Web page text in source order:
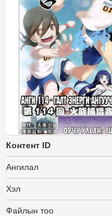
Контент ID
Ангилал
Хэл
Файлын тоо